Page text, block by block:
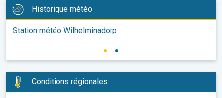
Historique météo
Station météo Wilhelminadorp
Conditions régionales